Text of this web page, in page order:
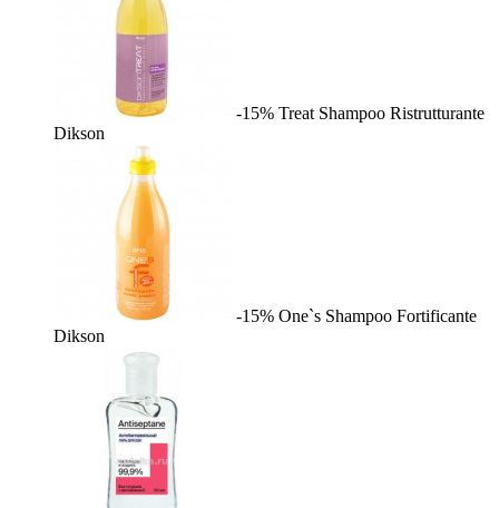
-15% Treat Shampoo Ristrutturante
Dikson
-15% One`s Shampoo Fortificante
Dikson